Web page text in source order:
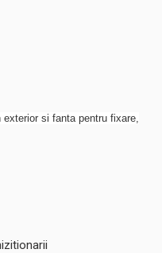
exterior si fanta pentru fixare,